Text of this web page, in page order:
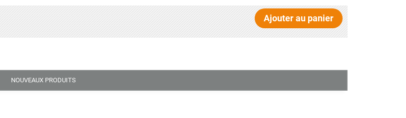
Ajouter au panier
NOUVEAUX PRODUITS